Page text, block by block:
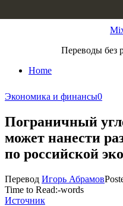
Переводы без
Home
Экономика и финансы0
Пограничный
может нанести
по российской
Перевод Игорь Абрамов
Time to Read:-words
Источник